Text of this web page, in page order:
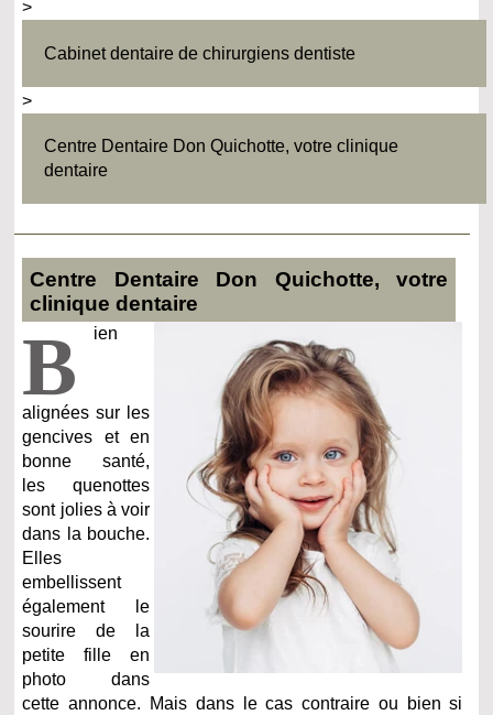
>
Cabinet dentaire de chirurgiens dentiste
>
Centre Dentaire Don Quichotte, votre clinique
dentaire
Centre Dentaire Don Quichotte, votre
clinique dentaire
B ien
alignées sur les
gencives et en
bonne santé,
les quenottes
sont jolies à voir
dans la bouche.
Elles
embellissent
également le
sourire de la
petite fille en
photo dans
cette annonce. Mais dans le cas contraire ou bien si